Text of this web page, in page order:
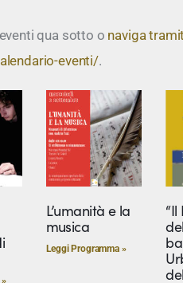
qua sotto o naviga
eventi/.
L’umanità e la
musica
Leggi Programma »